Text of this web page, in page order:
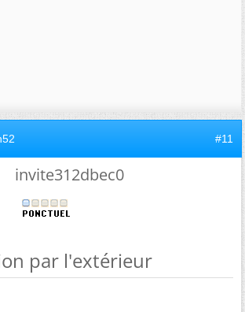
#11
invite312dbec0
par l'extérieur